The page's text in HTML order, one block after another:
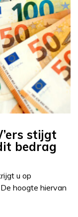
stijgt
bedrag
u op
hoogte hiervan